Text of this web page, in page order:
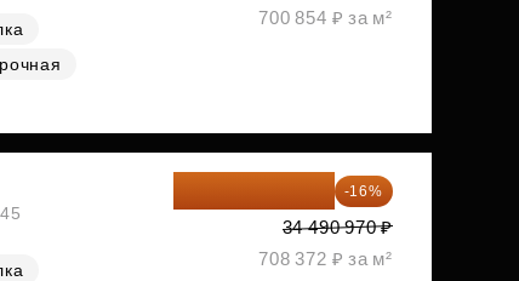
700 854 ₽ за м²
-16%
34 490 970 ₽
708 372 ₽ за м²